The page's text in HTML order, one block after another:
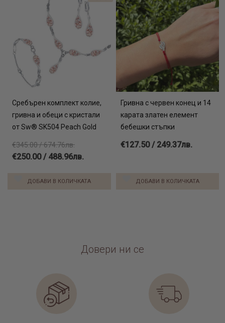
Сребърен комплект колие,
гривна и обеци с кристали
от Sw® SK504 Peach Gold
€345.00 / 674.76лв.
€250.00 / 488.96лв.
ДОБАВИ В КОЛИЧКАТА
Гривна с червен конец и 14
карата златен елемент
бебешки стъпки
€127.50 / 249.37лв.
ДОБАВИ В КОЛИЧКАТА
Довери ни се